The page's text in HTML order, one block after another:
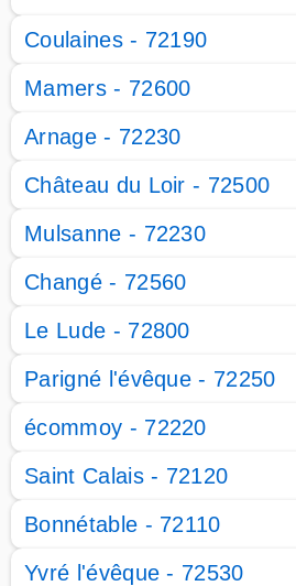
Coulaines - 72190
Mamers - 72600
Arnage - 72230
Château du Loir - 72500
Mulsanne - 72230
Changé - 72560
Le Lude - 72800
Parigné l'évêque - 72250
écommoy - 72220
Saint Calais - 72120
Bonnétable - 72110
Yvré l'évêque - 72530